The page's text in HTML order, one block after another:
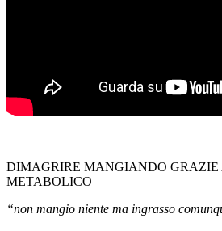
DIMAGRIRE MANGIANDO GRAZIE
METABOLICO
“non mangio niente ma ingrasso